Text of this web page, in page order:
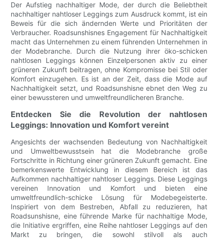
Der Aufstieg nachhaltiger Mode, der durch die Beliebtheit
nachhaltiger nahtloser Leggings zum Ausdruck kommt, ist ein
Beweis für die sich ändernden Werte und Prioritäten der
Verbraucher. Roadsunshisnes Engagement für Nachhaltigkeit
macht das Unternehmen zu einem führenden Unternehmen in
der Modebranche. Durch die Nutzung ihrer öko-schicken
nahtlosen Leggings können Einzelpersonen aktiv zu einer
grüneren Zukunft beitragen, ohne Kompromisse bei Stil oder
Komfort einzugehen. Es ist an der Zeit, dass die Mode auf
Nachhaltigkeit setzt, und Roadsunshisne ebnet den Weg zu
einer bewussteren und umweltfreundlicheren Branche.
Entdecken Sie die Revolution der nahtlosen
Leggings: Innovation und Komfort vereint
Angesichts der wachsenden Bedeutung von Nachhaltigkeit
und Umweltbewusstsein hat die Modebranche große
Fortschritte in Richtung einer grüneren Zukunft gemacht. Eine
bemerkenswerte Entwicklung in diesem Bereich ist das
Aufkommen nachhaltiger nahtloser Leggings. Diese Leggings
vereinen Innovation und Komfort und bieten eine
umweltfreundlich-schicke Lösung für Modebegeisterte.
Inspiriert von dem Bestreben, Abfall zu reduzieren, hat
Roadsunshisne, eine führende Marke für nachhaltige Mode,
die Initiative ergriffen, eine Reihe nahtloser Leggings auf den
Markt zu bringen, die sowohl stilvoll als auch